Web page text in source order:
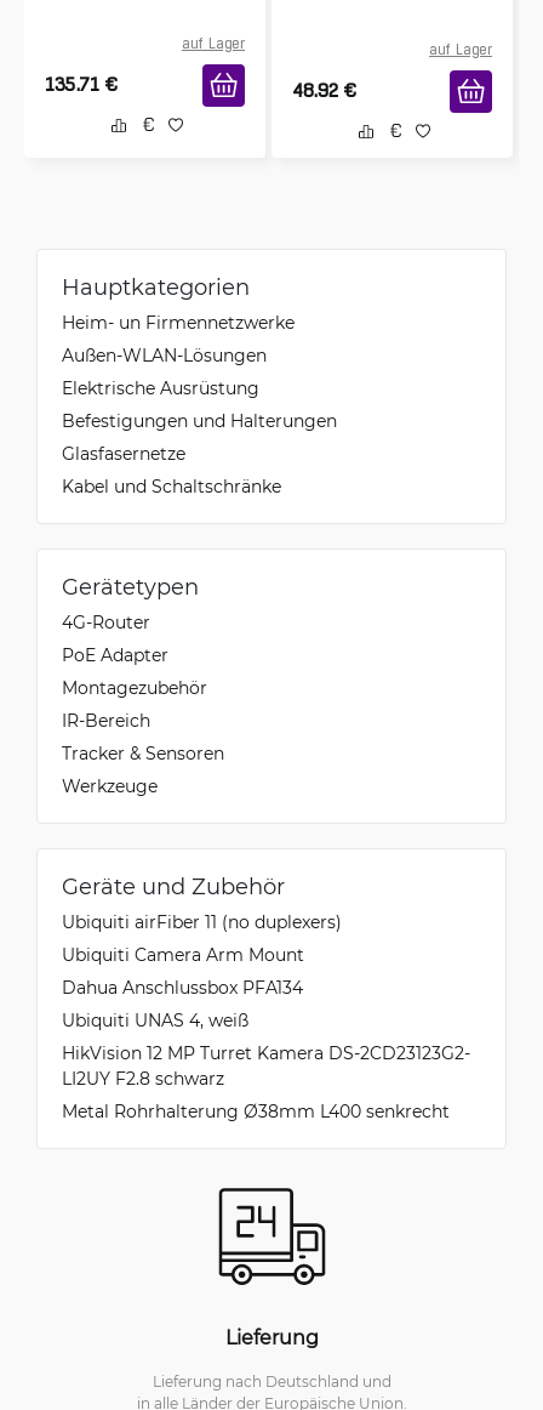
auf Lager
135.71 €
auf Lager
48.92 €
Hauptkategorien
Heim- un Firmennetzwerke
Außen-WLAN-Lösungen
Elektrische Ausrüstung
Befestigungen und Halterungen
Glasfasernetze
Kabel und Schaltschränke
Gerätetypen
4G-Router
PoE Adapter
Montagezubehör
IR-Bereich
Tracker & Sensoren
Werkzeuge
Geräte und Zubehör
Ubiquiti airFiber 11 (no duplexers)
Ubiquiti Camera Arm Mount
Dahua Anschlussbox PFA134
Ubiquiti UNAS 4, weiß
HikVision 12 MP Turret Kamera DS-2CD23123G2-
LI2UY F2.8 schwarz
Metal Rohrhalterung Ø38mm L400 senkrecht
Lieferung
Lieferung nach Deutschland und
in alle Länder der Europäische Union.